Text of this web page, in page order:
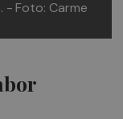
- Foto: Carme